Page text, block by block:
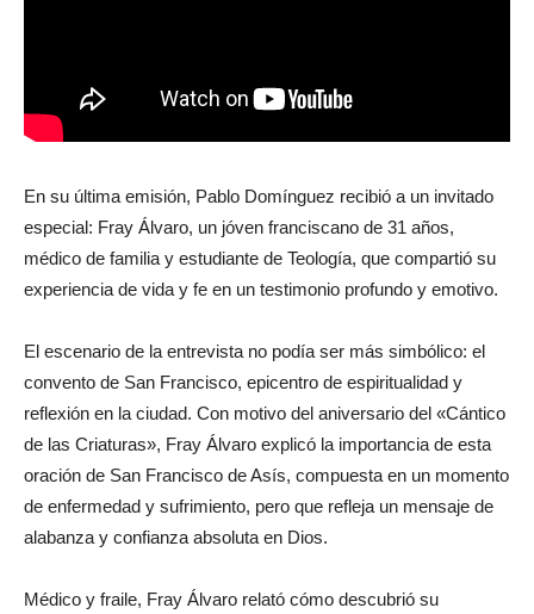
En su última emisión, Pablo Domínguez recibió a un invitado
especial: Fray Álvaro, un jóven franciscano de 31 años,
médico de familia y estudiante de Teología, que compartió su
experiencia de vida y fe en un testimonio profundo y emotivo.
El escenario de la entrevista no podía ser más simbólico: el
convento de San Francisco, epicentro de espiritualidad y
reflexión en la ciudad. Con motivo del aniversario del «Cántico
de las Criaturas», Fray Álvaro explicó la importancia de esta
oración de San Francisco de Asís, compuesta en un momento
de enfermedad y sufrimiento, pero que refleja un mensaje de
alabanza y confianza absoluta en Dios.
Médico y fraile, Fray Álvaro relató cómo descubrió su